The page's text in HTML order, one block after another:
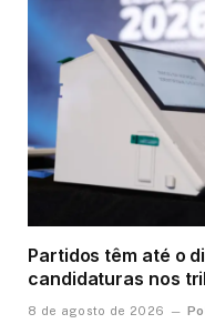
Partidos têm até o
candidaturas nos
8 de agosto de 2026